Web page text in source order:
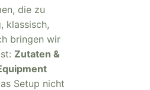
die zu
klassisch,
bringen wir
Zutaten &
Setup nicht